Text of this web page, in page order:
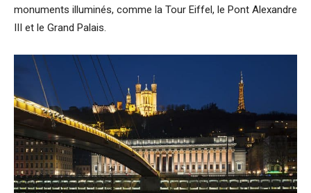
monuments illuminés, comme la Tour Eiffel, le Pont Alexandre
III et le Grand Palais.